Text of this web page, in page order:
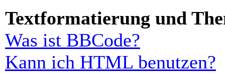
Textformatierung und
Was ist BBCode?
Kann ich HTML benutzen?